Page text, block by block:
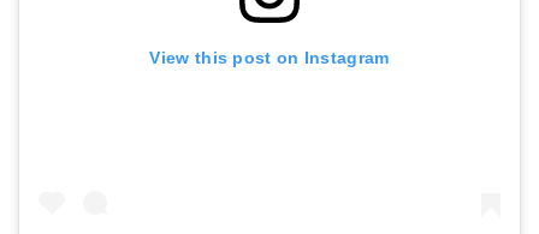
View this post on Instagram